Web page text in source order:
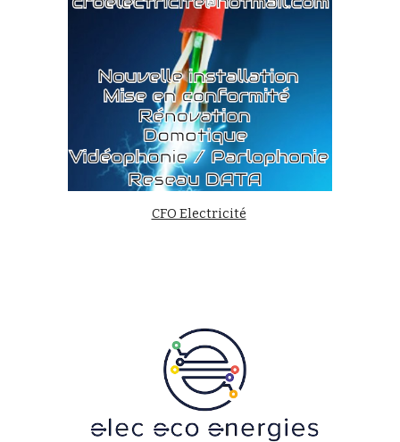
CFO Electricité